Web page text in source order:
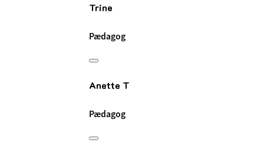
Trine
Pædagog
Anette T
Pædagog